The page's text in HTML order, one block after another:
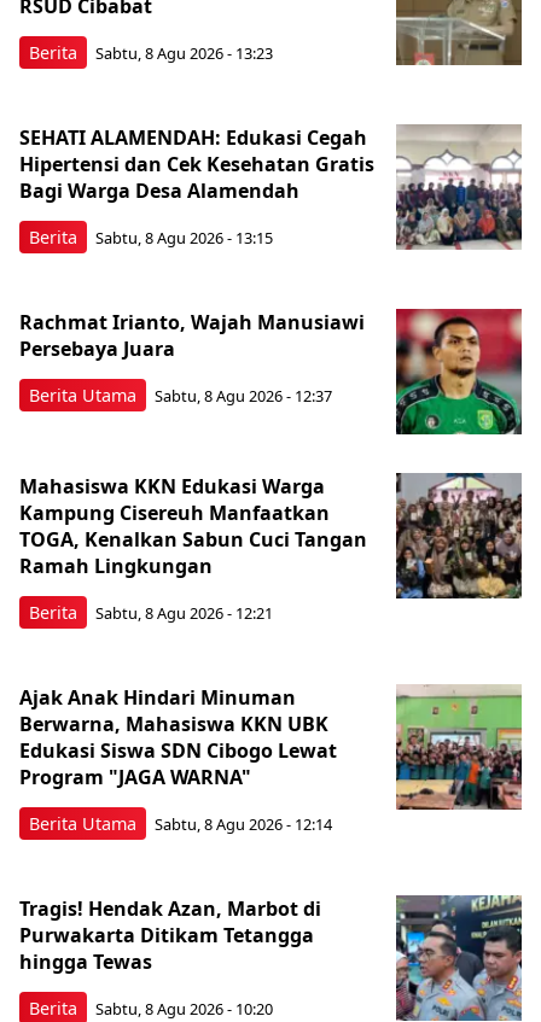
Berita
RSUD Cibabat
Sabtu, 8 Agu 2026 - 13:23
Berita
SEHATI ALAMENDAH: Edukasi Cegah
Hipertensi dan Cek Kesehatan Gratis
Bagi Warga Desa Alamendah
Sabtu, 8 Agu 2026 - 13:15
Berita Utama
Rachmat Irianto, Wajah Manusiawi
Persebaya Juara
Sabtu, 8 Agu 2026 - 12:37
Berita
Mahasiswa KKN Edukasi Warga
Kampung Cisereuh Manfaatkan
TOGA, Kenalkan Sabun Cuci Tangan
Ramah Lingkungan
Sabtu, 8 Agu 2026 - 12:21
Berita Utama
Ajak Anak Hindari Minuman
Berwarna, Mahasiswa KKN UBK
Edukasi Siswa SDN Cibogo Lewat
Program "JAGA WARNA"
Sabtu, 8 Agu 2026 - 12:14
Berita
Tragis! Hendak Azan, Marbot di
Purwakarta Ditikam Tetangga
hingga Tewas
Sabtu, 8 Agu 2026 - 10:20